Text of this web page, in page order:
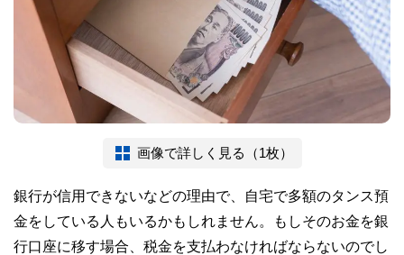
画像で詳しく見る（1枚）
銀行が信用できないなどの理由で、自宅で多額のタンス預
金をしている人もいるかもしれません。もしそのお金を銀
行口座に移す場合、税金を支払わなければならないのでし